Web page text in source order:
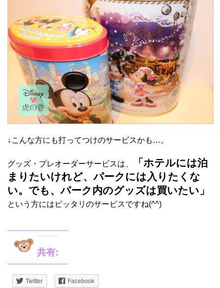
↓こんな方にも打ってつけのサービスかも…。
グッズ・プレオーダーサービスは、
「ホテルには泊
まりたいけれど、パークには入りたくな
い。でも、パーク内のグッズは買いたい」
という方にはピッタリのサービスですね(^^)
共有:
Twitter Facebook